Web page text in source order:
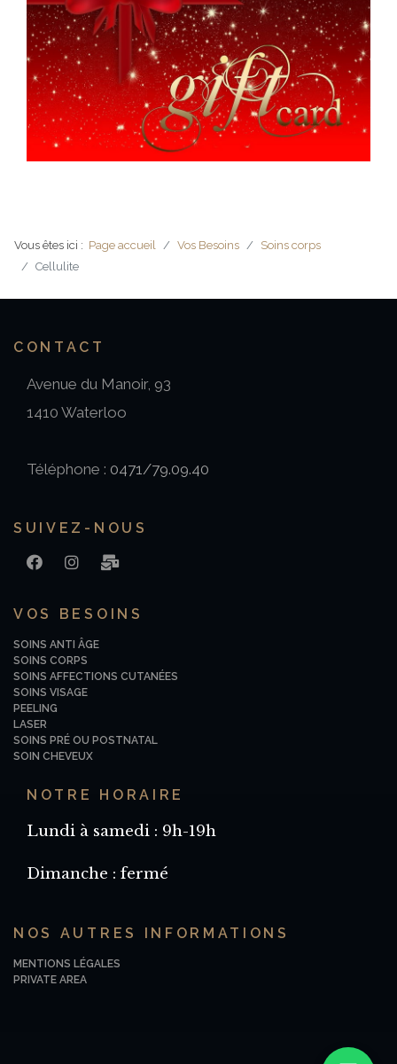
Vous êtes ici : Page accueil Vos Besoins
Soins corps
Cellulite
CONTACT
Avenue du Manoir, 93
1410 Waterloo
Téléphone : 0471/79.09.40
SUIVEZ-NOUS
FACEBOOK
INSTAGRAM
EMAIL
VOS BESOINS
SOINS ANTI ÂGE
SOINS CORPS
SOINS AFFECTIONS CUTANÉES
SOINS VISAGE
PEELING
LASER
SOINS PRÉ OU POSTNATAL
SOIN CHEVEUX
NOTRE HORAIRE
Lundi à samedi : 9h-19h
Dimanche : fermé
NOS AUTRES INFORMATIONS
MENTIONS LÉGALES
PRIVATE AREA